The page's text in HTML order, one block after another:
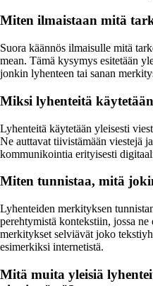
Miten ilmaistaan mitä
Suora käännös ilmaisulle mitä
mean. Tämä kysymys esitetään
jonkin lyhenteen tai sanan
Miksi lyhenteitä
Lyhenteitä käytetään yleisesti
Ne auttavat tiivistämään viestejä
kommunikointia erityisesti
Miten tunnistaa, mitä
Lyhenteiden merkityksen
perehtymistä kontekstiin, jossa
merkitykset selviävät joko
esimerkiksi internetistä.
Mitä muita yleisiä